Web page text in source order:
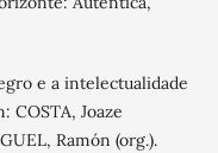
e a intelectualidade
COSTA, Joaze
Ramón (org.).